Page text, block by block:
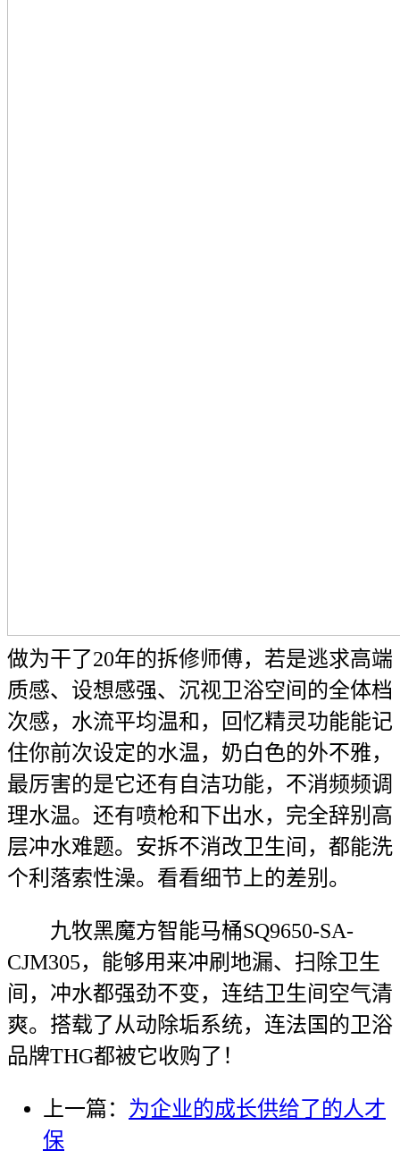
做为干了20年的拆修师傅，若是逃求高端
质感、设想感强、沉视卫浴空间的全体档
次感，水流平均温和，回忆精灵功能能记
住你前次设定的水温，奶白色的外不雅，
最厉害的是它还有自洁功能，不消频频调
理水温。还有喷枪和下出水，完全辞别高
层冲水难题。安拆不消改卫生间，都能洗
个利落索性澡。看看细节上的差别。
九牧黑魔方智能马桶SQ9650-SA-
CJM305，能够用来冲刷地漏、扫除卫生
间，冲水都强劲不变，连结卫生间空气清
爽。搭载了从动除垢系统，连法国的卫浴
品牌THG都被它收购了！
上一篇： 为企业的成长供给了的人才
保